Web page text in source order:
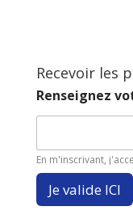
Recevoir les
Renseignez
En m'inscrivant,
Je valide ICI